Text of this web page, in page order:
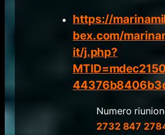
https://
bex.com/
it/j.php?
Numero
2732 847